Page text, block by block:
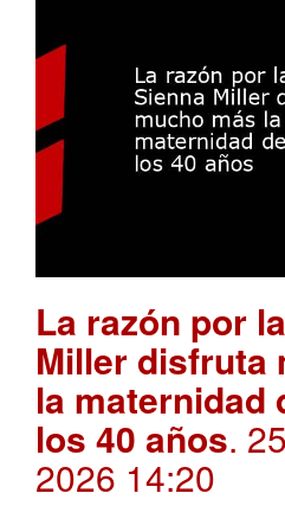
La razón por
Miller disfruta
la maternidad
los 40 años.
2026 14:20